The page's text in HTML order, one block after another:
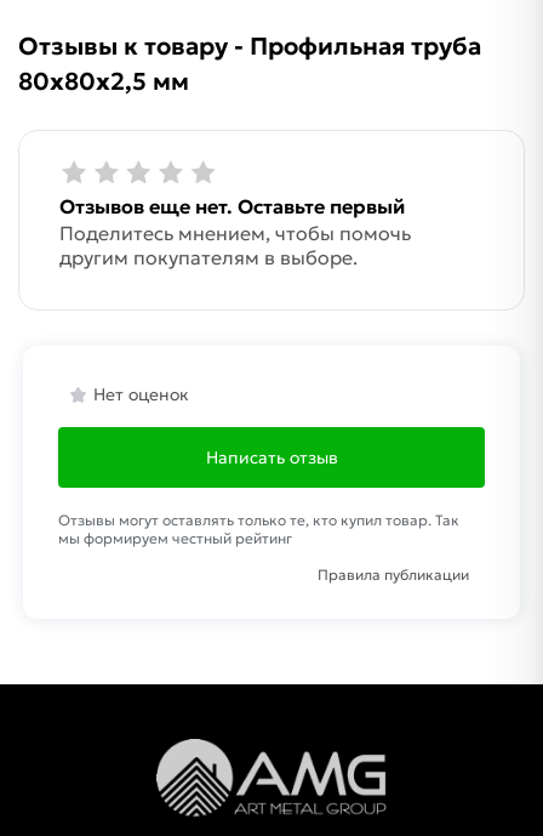
Отзывы к товару - Профильная труба
80х80х2,5 мм
Отзывов еще нет. Оставьте первый
Поделитесь мнением, чтобы помочь
другим покупателям в выборе.
Нет оценок
Написать отзыв
Отзывы могут оставлять только те, кто купил товар. Так
мы формируем честный рейтинг
Правила публикации